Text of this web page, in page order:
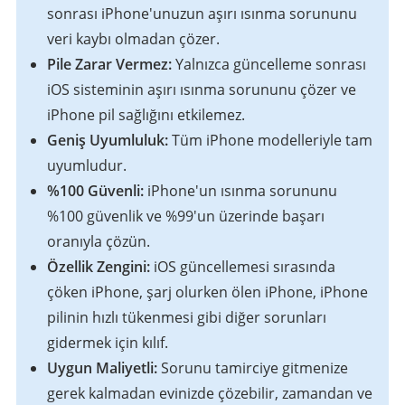
sonrası iPhone'unuzun aşırı ısınma sorununu
veri kaybı olmadan çözer.
Pile Zarar Vermez:Yalnızca güncelleme sonrası
iOS sisteminin aşırı ısınma sorununu çözer ve
iPhone pil sağlığını etkilemez.
Geniş Uyumluluk:Tüm iPhone modelleriyle tam
uyumludur.
%100 Güvenli: iPhone'un ısınma sorununu
%100 güvenlik ve %99'un üzerinde başarı
oranıyla çözün.
Özellik Zengini: iOS güncellemesi sırasında
çöken iPhone, şarj olurken ölen iPhone, iPhone
pilinin hızlı tükenmesi gibi diğer sorunları
gidermek için kılıf.
Uygun Maliyetli:Sorunu tamirciye gitmenize
gerek kalmadan evinizde çözebilir, zamandan ve